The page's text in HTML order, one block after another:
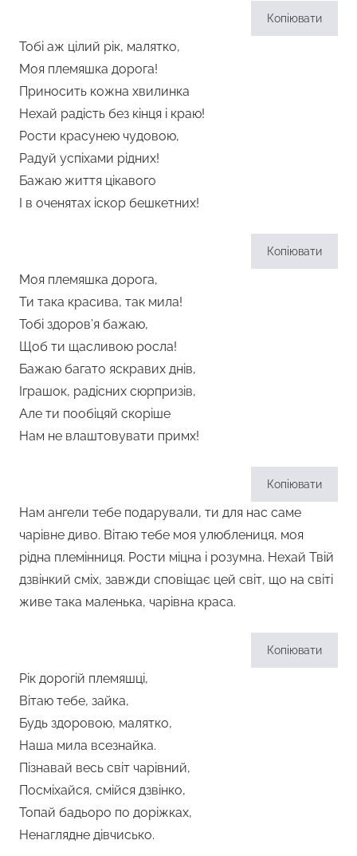
Копіювати
Тобі аж цілий рік, малятко,
Моя племяшка дорога!
Приносить кожна хвилинка
Нехай радість без кінця і краю!
Рости красунею чудовою,
Радуй успіхами рідних!
Бажаю життя цікавого
І в оченятах іскор бешкетних!
Копіювати
Моя племяшка дорога,
Ти така красива, так мила!
Тобі здоров’я бажаю,
Щоб ти щасливою росла!
Бажаю багато яскравих днів,
Іграшок, радісних сюрпризів,
Але ти пообіцяй скоріше
Нам не влаштовувати примх!
Копіювати
Нам ангели тебе подарували, ти для нас саме
чарівне диво. Вітаю тебе моя улюблениця, моя
рідна племінниця. Рости міцна і розумна. Нехай Твій
дзвінкий сміх, завжди сповіщає цей світ, що на світі
живе така маленька, чарівна краса.
Копіювати
Рік дорогій племяшці,
Вітаю тебе, зайка,
Будь здоровою, малятко,
Наша мила всезнайка.
Пізнавай весь світ чарівний,
Посміхайся, смійся дзвінко,
Топай бадьоро по доріжках,
Ненаглядне дівчисько.